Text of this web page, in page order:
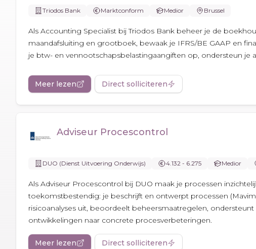
Triodos Bank Marktconform Medior Brussel
Als Accounting Specialist bij Triodos Bank beheer je de
maandafsluiting en grootboek, bewaak je IFRS/BE GAAP en
je btw- en vennootschapsbelastingaangiften op, ondersteun je
Meer lezen Direct solliciteren
Adviseur Procescontrol
DUO (Dienst Uitvoering Onderwijs) 4.132 - 6.275 Medior
Als Adviseur Procescontrol bij DUO maak je processen
toekomstbestendig: je beschrijft en ontwerpt processen
risicoanalyses uit, beoordeelt beheersmaatregelen, ondersteunt
ontwikkelingen naar concrete procesverbeteringen.
Meer lezen Direct solliciteren